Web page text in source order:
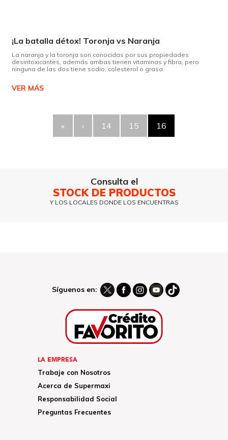
¡La batalla détox! Toronja vs Naranja
La naranja y la toronja son conocidas por sus propiedades
desintoxicantes, además ambas tienen vitaminas y fibra, pero
ninguna de las dos tiene sodio, colesterol o grasa.
VER MÁS
« ‹ 14 15 16
Consulta el
STOCK DE PRODUCTOS
Y LOS LOCALES DONDE LOS ENCUENTRAS
Síguenos en:
LA EMPRESA
Trabaje con Nosotros
Acerca de Supermaxi
Responsabilidad Social
Preguntas Frecuentes